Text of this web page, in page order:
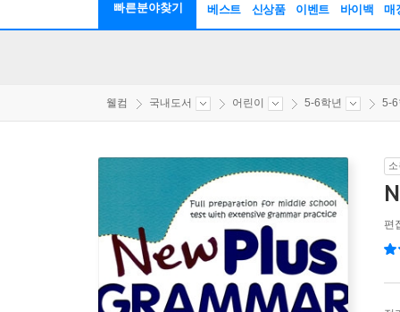
빠른분야찾기 베스트 신상품 이벤트 바이백 매
웰컴 국내도서 어린이 5-6학년 5-6
편